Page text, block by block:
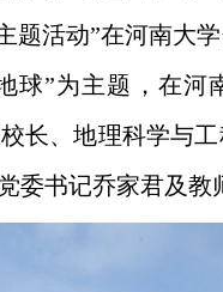
题活动”在河南大
球”为主题，在河
长、地理科学与
书记乔家君及教